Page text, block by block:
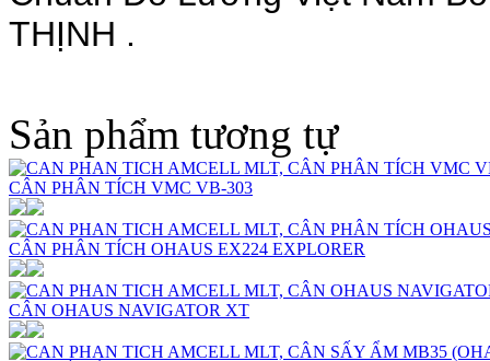
THỊNH .
Sản phẩm tương tự
CÂN PHÂN TÍCH VMC VB-303
CÂN PHÂN TÍCH OHAUS EX224 EXPLORER
CÂN OHAUS NAVIGATOR XT